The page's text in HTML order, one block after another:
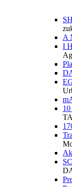
A
I